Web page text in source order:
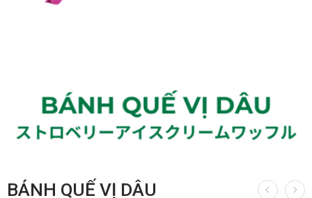
BÁNH QUẾ VỊ DÂU